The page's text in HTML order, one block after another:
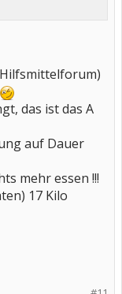
das ist das A
auf Dauer
mehr essen !!!
17 Kilo